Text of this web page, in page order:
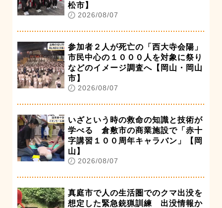
松市】
2026/08/07
参加者２人が死亡の「西大寺会陽」
市民中心の１０００人を対象に祭り
などのイメージ調査へ【岡山・岡山
市】
2026/08/07
いざという時の救命の知識と技術が
学べる 倉敷市の商業施設で「赤十
字講習１００周年キャラバン」【岡
山】
2026/08/07
真庭市で人の生活圏でのクマ出没を
想定した緊急銃猟訓練 出没情報か